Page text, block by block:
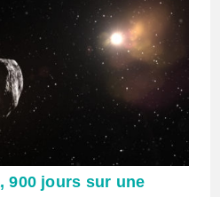
900 jours sur une